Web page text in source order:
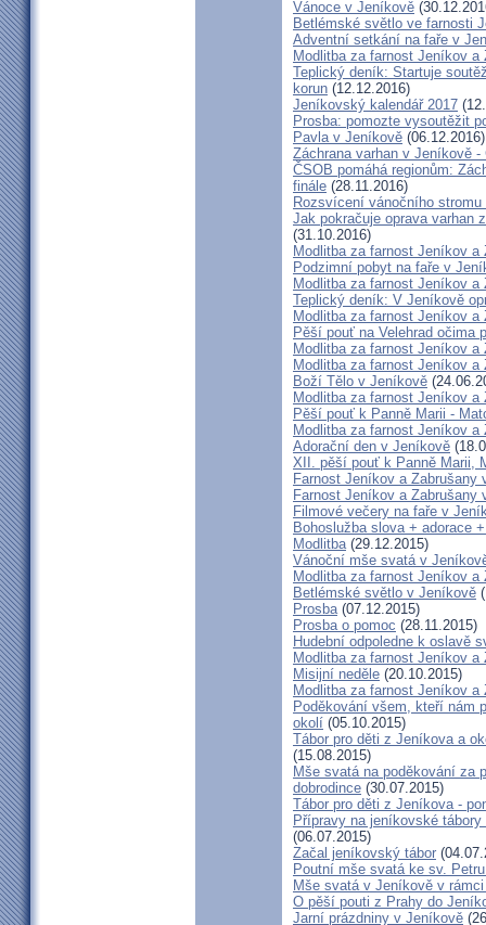
Vánoce v Jeníkově
Betlémské světlo ve farnosti
Adventní setkání na faře v
Modlitba za farnost Jeníkov a
Teplický deník: Startuje
korun (12.12.2016)
Jeníkovský kalendář 2017
Prosba: pomozte vysoutěžit
Pavla v Jeníkově (06.12.2016)
Záchrana varhan v Jeníkově -
ČSOB pomáhá regionům:
finále (28.11.2016)
Rozsvícení vánočního stromu
Jak pokračuje oprava varhan
(31.10.2016)
Modlitba za farnost Jeníkov a
Podzimní pobyt na faře v
Modlitba za farnost Jeníkov a
Teplický deník: V Jeníkově
Modlitba za farnost Jeníkov a
Pěší pouť na Velehrad očima
Modlitba za farnost Jeníkov a
Modlitba za farnost Jeníkov a
Boží Tělo v Jeníkově
Modlitba za farnost Jeníkov a
Pěší pouť k Panně Marii -
Modlitba za farnost Jeníkov a
Adorační den v Jeníkově
XII. pěší pouť k Panně Marii,
Farnost Jeníkov a Zabrušany
Farnost Jeníkov a Zabrušany
Filmové večery na faře v
Bohoslužba slova + adorace
Modlitba(29.12.2015)
Vánoční mše svatá v
Modlitba za farnost Jeníkov a
Betlémské světlo v Jeníkově
Prosba(07.12.2015)
Prosba o pomoc (28.11.2015)
Hudební odpoledne k oslavě
Modlitba za farnost Jeníkov a
Misijní neděle (20.10.2015)
Modlitba za farnost Jeníkov a
Poděkování všem, kteří nám
okolí (05.10.2015)
Tábor pro děti z Jeníkova a
(15.08.2015)
Mše svatá na poděkování za
dobrodince (30.07.2015)
Tábor pro děti z Jeníkova -
Přípravy na jeníkovské
(06.07.2015)
Začal jeníkovský tábor
Poutní mše svatá ke sv.
Mše svatá v Jeníkově v
O pěší pouti z Prahy do
Jarní prázdniny v Jeníkově